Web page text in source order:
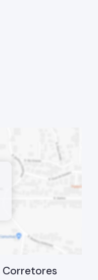
Corretores